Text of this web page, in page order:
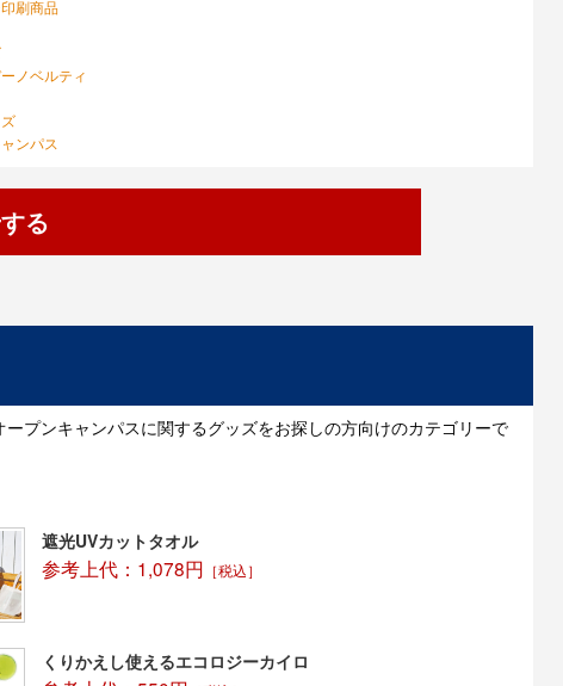
ｍ
：リチウム電池(有償交換サービス有り)
約1年間
トフォン：Bluetooth4.0に対応した
4.3以降の機種
刷商品
ノベルティ
ンパス
る
プンキャンパスに関するグッズをお探しの方向けのカテゴリーで
遮光UVカットタオル
参考上代：1,078円 ［税込］
くりかえし使えるエコロジーカイロ